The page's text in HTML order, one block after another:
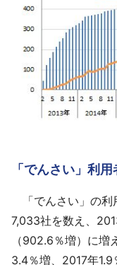
「でんさい」利
「でんさい」の利
7,033社を数え、
（902.6％増）に
3.4％増、2017年